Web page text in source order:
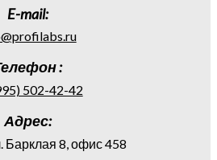
E-mail:
:
502-42-42
Адрес:
Барклая 8, офис 458